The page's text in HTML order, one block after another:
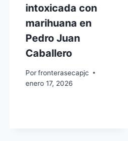
intoxicada con
marihuana en
Pedro Juan
Caballero
Porfronterasecapjc
enero 17, 2026